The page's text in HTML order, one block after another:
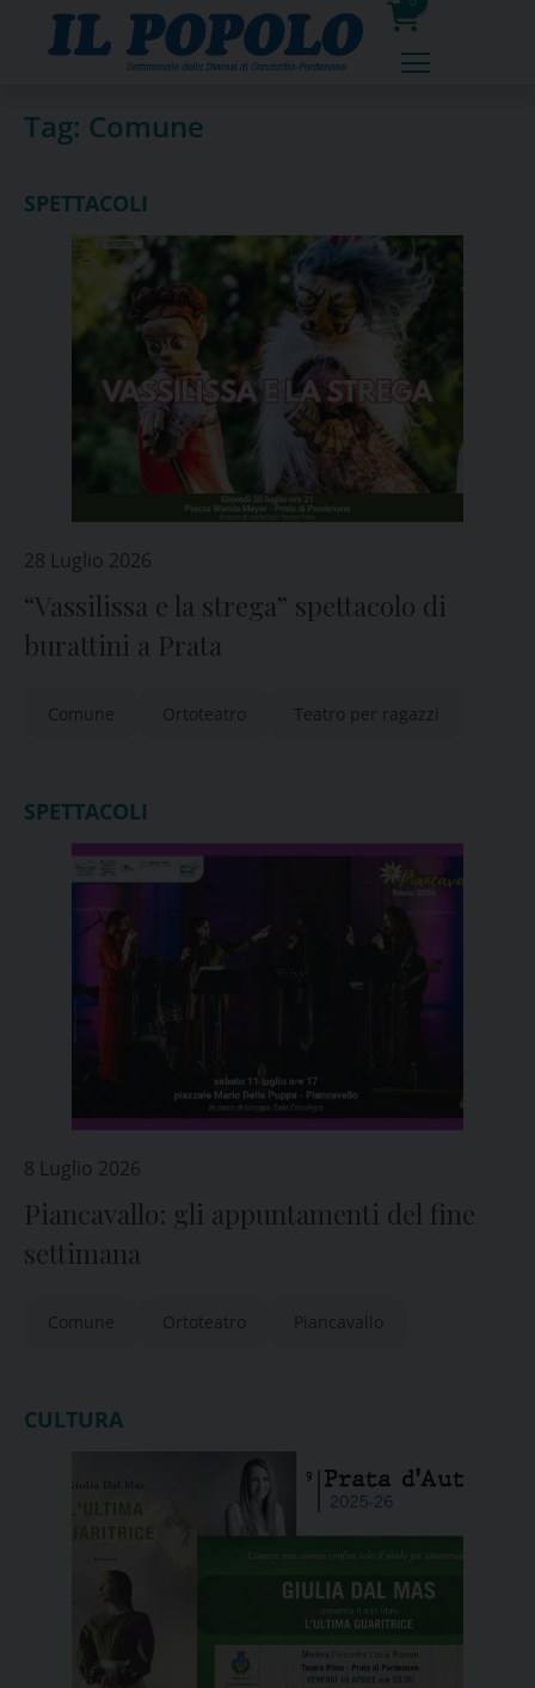
0
prodotti
Tag: Comune
SPETTACOLI
28 Luglio 2026
“Vassilissa e la strega” spettacolo di
burattini a Prata
Comune Ortoteatro Teatro per ragazzi
SPETTACOLI
8 Luglio 2026
Piancavallo: gli appuntamenti del fine
settimana
Comune Ortoteatro Piancavallo
CULTURA